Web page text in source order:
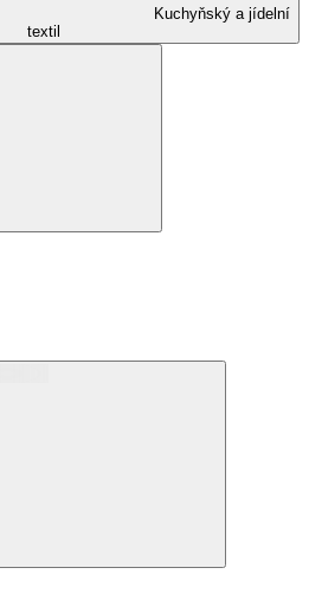
Kuchyňský a jídelní
textil